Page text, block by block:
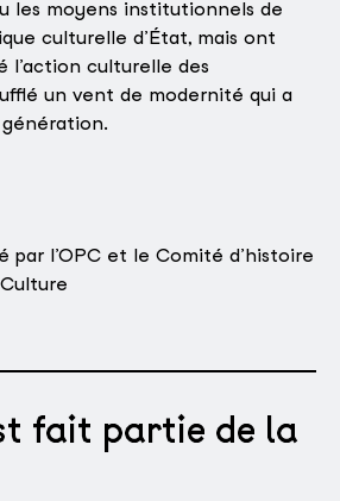
les moyens institutionnels de
culturelle d’État, mais ont
l’action culturelle des
un vent de modernité qui a
par l’OPC et le Comité d’histoire
fait partie de la